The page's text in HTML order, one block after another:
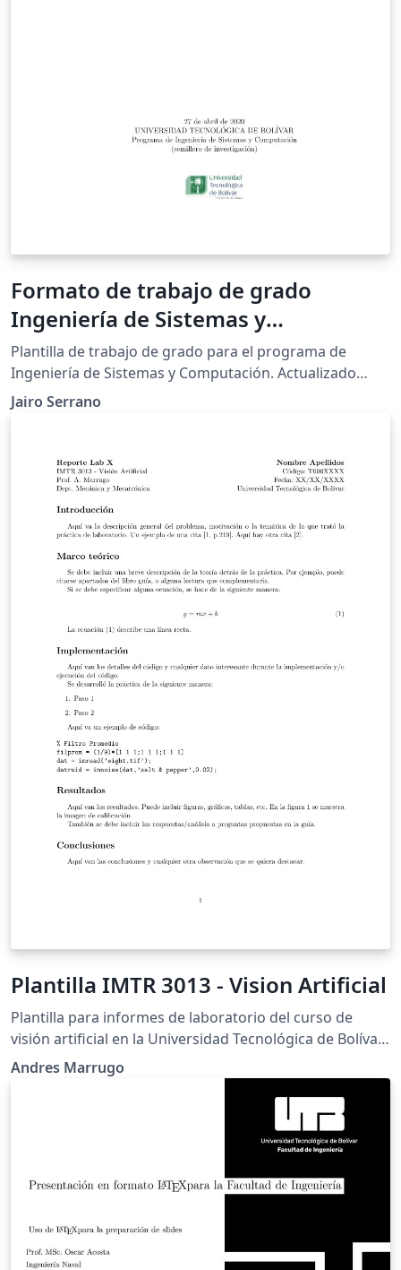
Formato de trabajo de grado
Ingeniería de Sistemas y
Computación
Plantilla de trabajo de grado para el programa de
Ingeniería de Sistemas y Computación. Actualizado
Abril 2020
Jairo Serrano
Plantilla IMTR 3013 - Vision Artificial
Plantilla para informes de laboratorio del curso de
visión artificial en la Universidad Tecnológica de Bolívar.
Basado en ECE 100 Template por Patrick Bartman.
Andres Marrugo